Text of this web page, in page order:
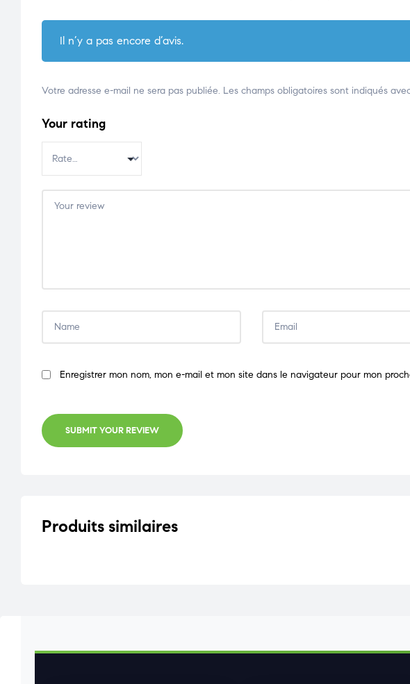
Il n’y a pas encore d’avis.
Votre adresse e-mail ne sera pas publiée. Les champs obligatoires sont indiqués
Your rating
Enregistrer mon nom, mon e-mail et mon site dans le navigateur pour mon
SUBMIT YOUR REVIEW
Produits similaires